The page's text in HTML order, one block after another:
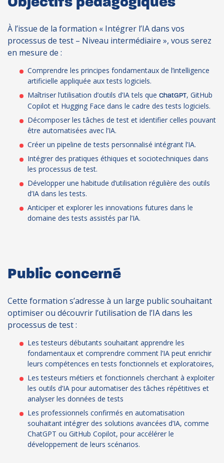
À l’issue de la formation « Intégrer l’IA dans vos
processus de test – Niveau intermédiaire », vous serez
en mesure de :
Comprendre les principes fondamentaux de l’intelligence
artificielle appliquée aux tests logiciels.
Maîtriser l’utilisation d’outils d’IA tels que ChatGPT, GitHub
Copilot et Hugging Face dans le cadre des tests logiciels.
Décomposer les tâches de test et identifier celles pouvant
être automatisées avec l’IA.
Créer un pipeline de tests personnalisé intégrant l’IA.
Intégrer des pratiques éthiques et sociotechniques dans
les processus de test.
Développer une habitude d’utilisation régulière des outils
d’IA dans les tests.
Anticiper et explorer les innovations futures dans le
domaine des tests assistés par l’IA.
Public concerné
Cette formation s’adresse à un large public souhaitant
optimiser ou découvrir l’utilisation de l’IA dans les
processus de test :
Les testeurs débutants souhaitant apprendre les
fondamentaux et comprendre comment l’IA peut enrichir
leurs compétences en tests fonctionnels et exploratoires,
Les testeurs métiers et fonctionnels cherchant à exploiter
les outils d’IA pour automatiser des tâches répétitives et
analyser les données de tests
Les professionnels confirmés en automatisation
souhaitant intégrer des solutions avancées d’IA, comme
ChatGPT ou GitHub Copilot, pour accélérer le
développement de leurs scénarios.